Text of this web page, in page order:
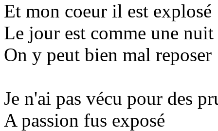
Et mon coeur il est explosé
Le jour est comme une
On y peut bien mal reposer
Je n'ai pas vécu pour des
A passion fus exposé